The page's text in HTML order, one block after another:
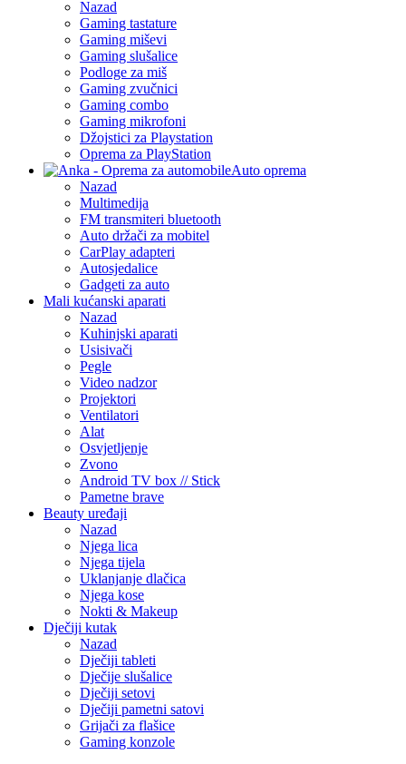
Nazad
Gaming tastature
Gaming miševi
Gaming slušalice
Podloge za miš
Gaming zvučnici
Gaming combo
Gaming mikrofoni
Džojstici za Playstation
Oprema za PlayStation
Auto oprema
Nazad
Multimedija
FM transmiteri bluetooth
Auto držači za mobitel
CarPlay adapteri
Autosjedalice
Gadgeti za auto
Mali kućanski aparati
Nazad
Kuhinjski aparati
Usisivači
Pegle
Video nadzor
Projektori
Ventilatori
Alat
Osvjetljenje
Zvono
Android TV box // Stick
Pametne brave
Beauty uređaji
Nazad
Njega lica
Njega tijela
Uklanjanje dlačica
Njega kose
Nokti & Makeup
Dječiji kutak
Nazad
Dječiji tableti
Dječije slušalice
Dječiji setovi
Dječiji pametni satovi
Grijači za flašice
Gaming konzole